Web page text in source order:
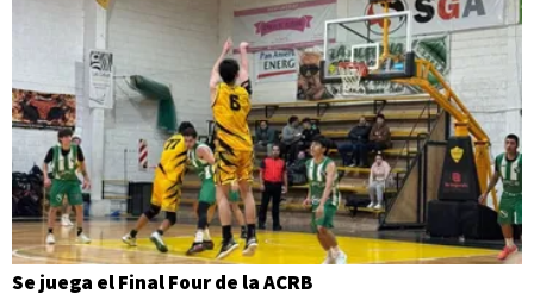
Se juega el Final Four de la ACRB